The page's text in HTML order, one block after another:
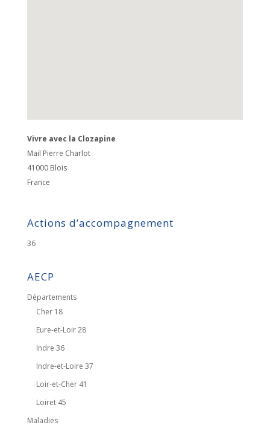
Vivre avec la Clozapine
Mail Pierre Charlot
41000 Blois
France
Actions d’accompagnement
36
AECP
Départements
Cher 18
Eure-et-Loir 28
Indre 36
Indre-et-Loire 37
Loir-et-Cher 41
Loiret 45
Maladies